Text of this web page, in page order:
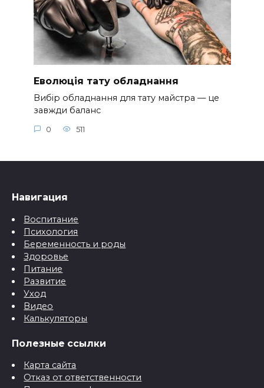
Еволюція тату обладнання
Вибір обладнання для тату майстра — це
завжди баланс
0 511
Навигация
Воспитание
Психология
Беременность и роды
Здоровье
Питание
Развитие
Уход
Видео
Калькуляторы
Полезные ссылки
Карта сайта
Отказ от ответственности